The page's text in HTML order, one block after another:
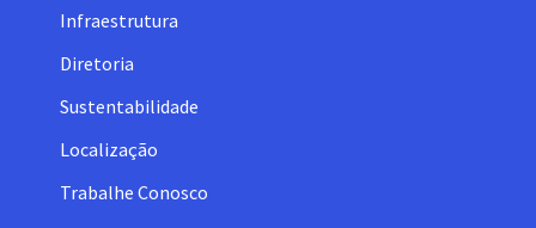
Infraestrutura
Diretoria
Sustentabilidade
Localização
Trabalhe Conosco